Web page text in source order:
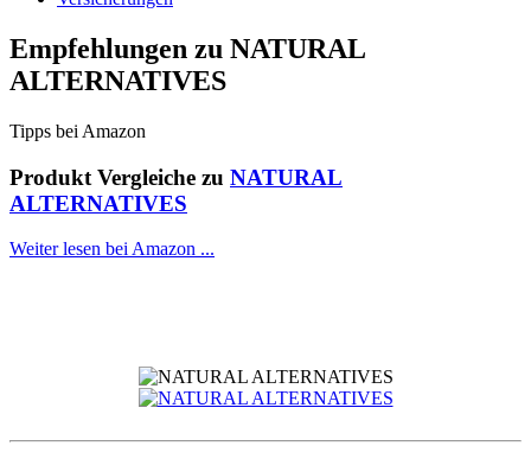
Empfehlungen zu NATURAL
ALTERNATIVES
Tipps bei Amazon
Produkt Vergleiche zu NATURAL
ALTERNATIVES
Weiter lesen bei Amazon ...